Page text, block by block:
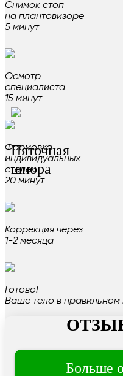
Пяточная
шпора
Трещины
Снимок стоп
на плантовизоре
5 минут
Осмотр
специалиста
15 минут
Формовка
индивидуальных
стелек
20 минут
Коррекция через
1-2 месяца
Готово!
Ваше тело в правильном
Больше